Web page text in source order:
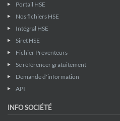
Portail HSE
Nos fichiers HSE
Intégral HSE
Siret HSE
Fichier Preventeurs
Se référencer gratuitement
Demande d'information
API
INFO SOCIÉTÉ